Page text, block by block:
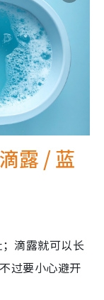
露 / 蓝
滴露就可以长
过要小心避开